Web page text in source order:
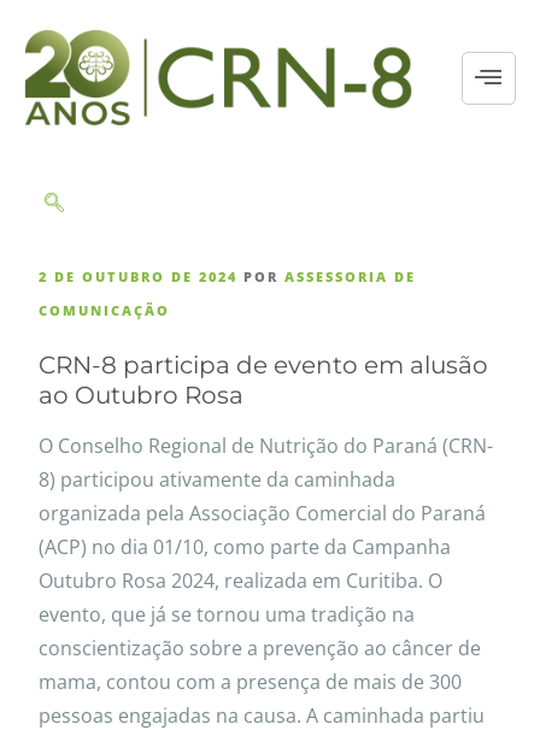
2 DE OUTUBRO DE 2024 POR ASSESSORIA DE
COMUNICAÇÃO
CRN-8 participa de evento em alusão
ao Outubro Rosa
O Conselho Regional de Nutrição do Paraná (CRN-
8) participou ativamente da caminhada
organizada pela Associação Comercial do Paraná
(ACP) no dia 01/10, como parte da Campanha
Outubro Rosa 2024, realizada em Curitiba. O
evento, que já se tornou uma tradição na
conscientização sobre a prevenção ao câncer de
mama, contou com a presença de mais de 300
pessoas engajadas na causa. A caminhada partiu